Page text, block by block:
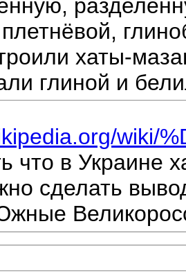
хаты-
глиной и
wiki/
что в Украине
сделать